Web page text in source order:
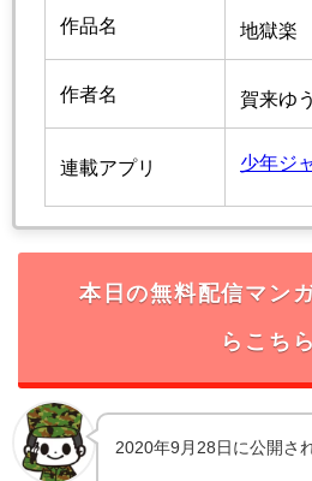
作品名 地獄楽
作者名 賀来ゆ
連載アプリ 少年ジ
本日の無料配信マン
らこちら
2020年9月28日に公開さ